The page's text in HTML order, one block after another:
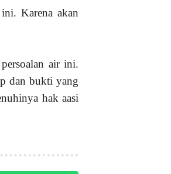
Karena akan
air ini.
dan bukti yang
hak aasi